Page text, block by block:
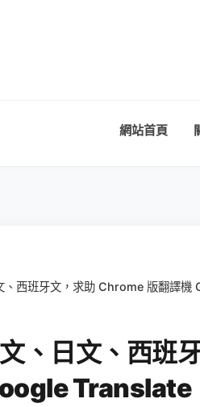
網站首頁
、西班牙文，求助 Chrome 版翻譯
、日文、西班
Translate